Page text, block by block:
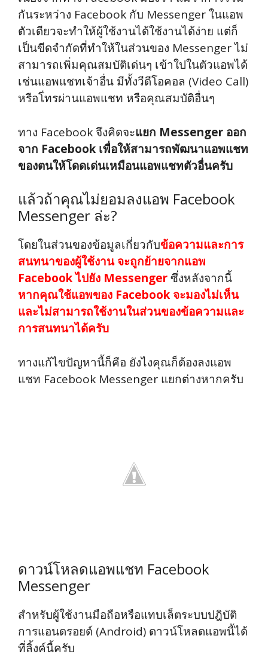
กันระหว่าง Facebook กับ Messenger ในแอพ
ตัวเดียวจะทำให้ผู้ใช้งานได้ใช้งานได้ง่าย แต่ก็
เป็นขีดจำกัดที่ทำให้ในส่วนของ Messenger ไม่
สามารถเพิ่มคุณสมบัติเด่นๆ เข้าใปในตัวแอพได้
เช่นแอพแชทเจ้าอื่น มีทั้งวีดีโอคอล (Video Call)
หรือโ่ทรผ่านแอพแชท หรือคุณสมบัติอื่นๆ
ทาง Facebook จึงคิดจะแยก Messenger ออก
จาก Facebook เพื่อให้สามารถพัฒนาแอพแชท
ของตนให้โดดเด่นเหมือนแอพแชทตัวอื่นครับ
แล้วถ้าคุณไม่ยอมลงแอพ Facebook
Messenger ล่ะ?
โดยในส่วนของข้อมูลเกี่ยวกับข้อความและการ
สนทนาของผู้ใช้งาน จะถูกย้ายจากแอพ
Facebook ไปยัง Messengerซึ่งหลังจากนี้
หากคุณใช้แอพของ Facebook จะมองไม่เห็น
และไม่สามารถใช้งานในส่วนของข้อความและ
การสนทนาได้ครับ
ทางแก้ไขปัญหานี้ก็คือ ยังไงคุณก็ต้องลงแอพ
แชท Facebook Messenger แยกต่างหากครับ
ดาวน์โหลดแอพแชท Facebook
Messenger
สำหรับผู้ใช้งานมือถือหรือแทบเล็ตระบบปฎิบัติ
การแอนดรอยด์ (Android) ดาวน์โหลดแอพนี้ได้
ที่ลิ้งค์นี้ครับ